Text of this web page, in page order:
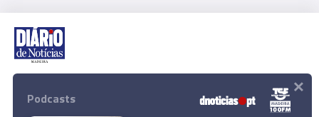
Rua Dr. Fernão de Ornelas, 56 - 3º
291 202 300
Podcasts ×